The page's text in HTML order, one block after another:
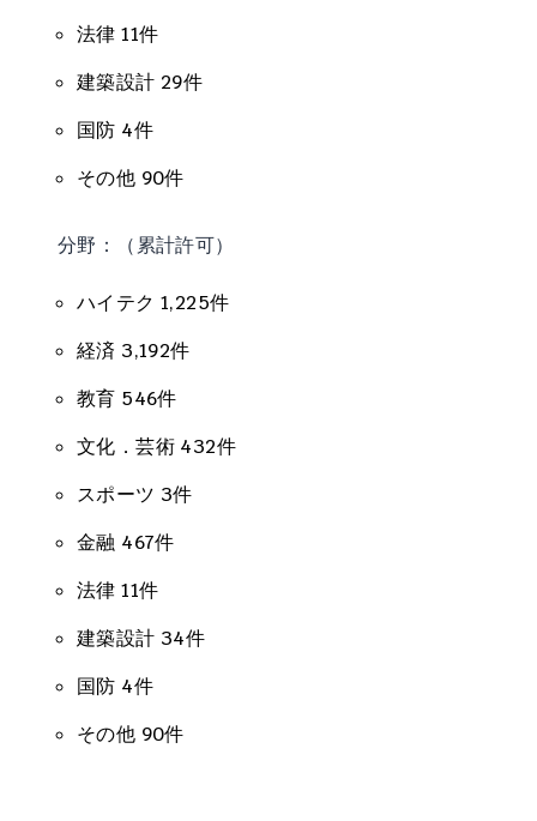
法律 11件
建築設計 29件
国防 4件
その他 90件
分野：（累計許可）
ハイテク 1,225件
経済 3,192件
教育 546件
文化．芸術 432件
スポーツ 3件
金融 467件
法律 11件
建築設計 34件
国防 4件
その他 90件